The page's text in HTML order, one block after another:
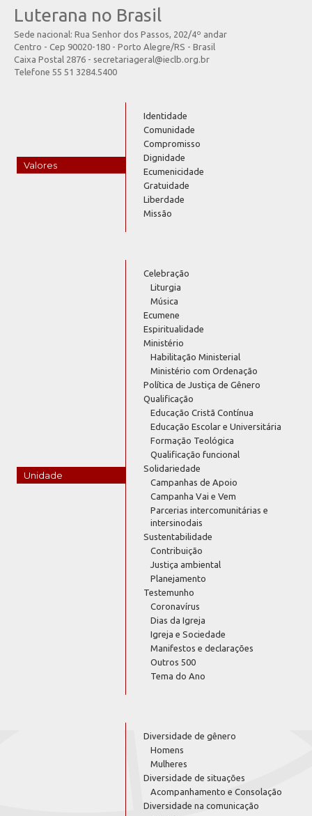
Luterana no Brasil
Sede nacional: Rua Senhor dos Passos, 202/4º andar
Centro - Cep 90020-180 - Porto Alegre/RS - Brasil
Caixa Postal 2876 - secretariageral@ieclb.org.br
Telefone 55 51 3284.5400
Valores
Identidade
Comunidade
Compromisso
Dignidade
Ecumenicidade
Gratuidade
Liberdade
Missão
Unidade
Celebração
Liturgia
Música
Ecumene
Espiritualidade
Ministério
Habilitação Ministerial
Ministério com Ordenação
Política de Justiça de Gênero
Qualificação
Educação Cristã Contínua
Educação Escolar e Universitária
Formação Teológica
Qualificação funcional
Solidariedade
Campanhas de Apoio
Campanha Vai e Vem
Parcerias intercomunitárias e
intersinodais
Sustentabilidade
Contribuição
Justiça ambiental
Planejamento
Testemunho
Coronavírus
Dias da Igreja
Igreja e Sociedade
Manifestos e declarações
Outros 500
Tema do Ano
Diversidade de gênero
Homens
Mulheres
Diversidade de situações
Acompanhamento e Consolação
Diversidade na comunicação